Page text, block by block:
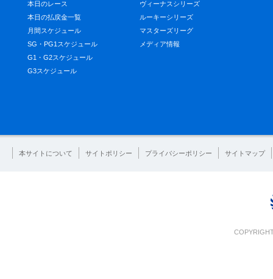
本日のレース
本日の払戻金一覧
月間スケジュール
SG・PG1スケジュール
G1・G2スケジュール
G3スケジュール
ヴィーナスシリーズ
ルーキーシリーズ
マスターズリーグ
メディア情報
本サイトについて サイトポリシー プライバシーポリシー サイトマップ